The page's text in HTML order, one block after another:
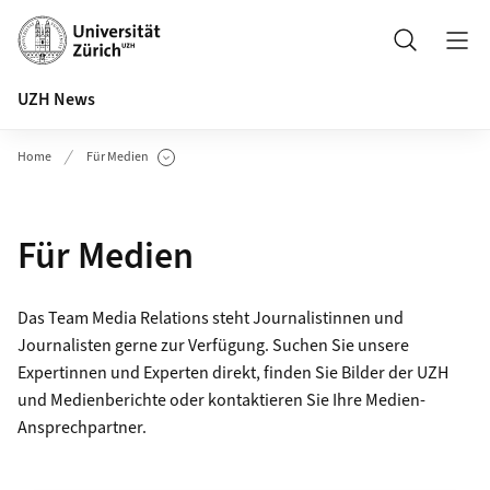
Header
Suche
UZH News
Home Für Medien
Unterseiten anzeigen
Für Medien
Das Team Media Relations steht Journalistinnen und
Journalisten gerne zur Verfügung. Suchen Sie unsere
Expertinnen und Experten direkt, finden Sie Bilder der UZH
und Medienberichte oder kontaktieren Sie Ihre Medien-
Ansprechpartner.